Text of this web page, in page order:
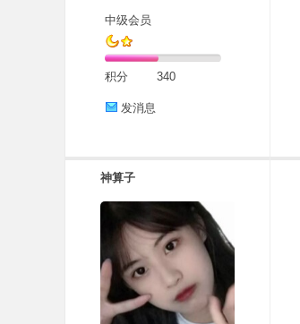
中级会员
积分 340
发消息
神算子